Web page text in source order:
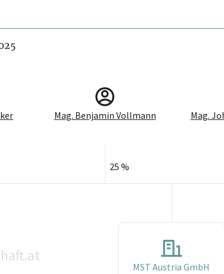
Mag. Benjamin Vollmann
25 %
Mag.
MST Austria GmbH